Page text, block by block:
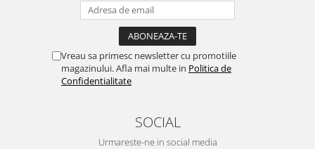
Vreau sa primesc newsletter cu promotiile
magazinului. Afla mai multe in Politica de
Confidentialitate
SOCIAL
Urmareste-ne in social media